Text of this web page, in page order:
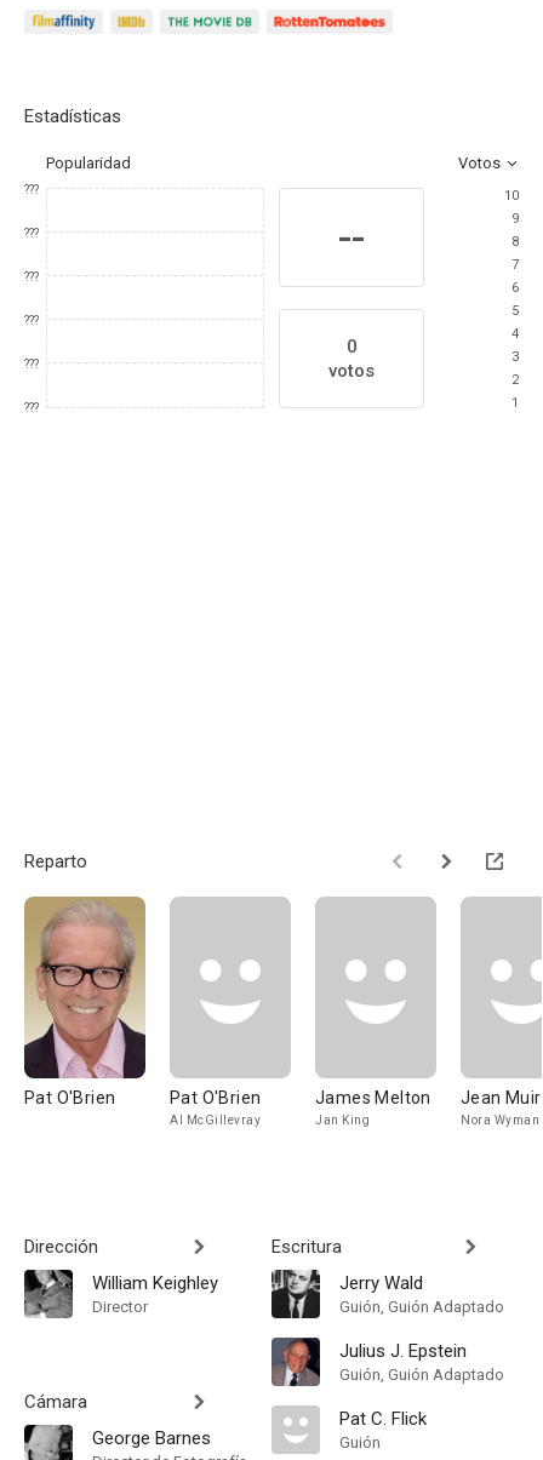
Estadísticas
Popularidad Votos
???
???
???
???
???
???
--
0
votos
10
9
8
7
6
5
4
3
2
1
Reparto
Pat O'Brien Pat O'Brien
Al McGillevray
James Melton
Jan King
Jean Muir
Nora Wyman
Dirección
William Keighley
Director
Cámara
George Barnes
Escritura
Jerry Wald
Guión, Guión Adaptado
Julius J. Epstein
Guión, Guión Adaptado
Pat C. Flick
Guión